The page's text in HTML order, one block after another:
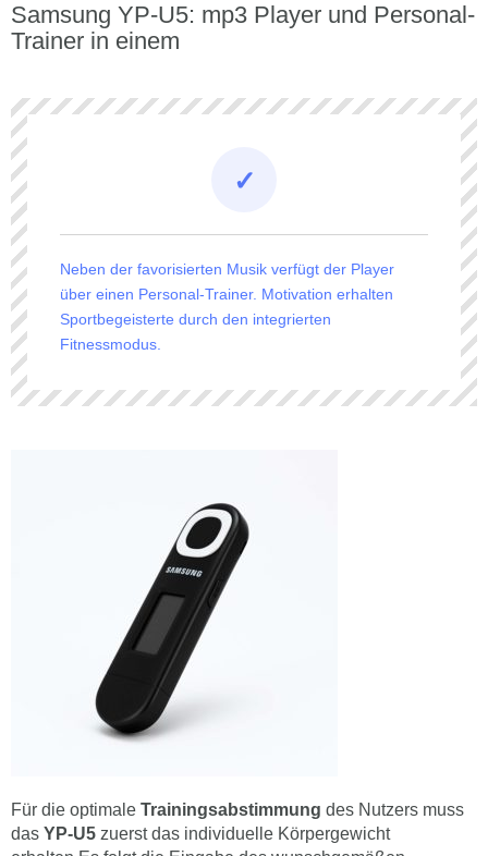
Samsung YP-U5: mp3 Player und Personal-
Trainer in einem
Neben der favorisierten Musik verfügt der Player
über einen Personal-Trainer. Motivation erhalten
Sportbegeisterte durch den integrierten
Fitnessmodus.
Für die optimale Trainingsabstimmung des Nutzers muss
das YP-U5 zuerst das individuelle Körpergewicht